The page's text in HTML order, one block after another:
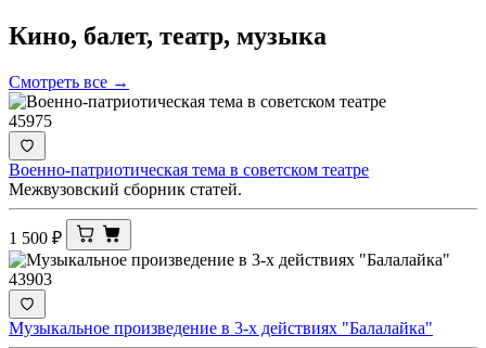
Кино, балет, театр, музыка
Смотреть все →
45975
Военно-патриотическая тема в советском театре
Межвузовский сборник статей.
1 500 ₽
43903
Музыкальное произведение в 3-х действиях "Балалайка"